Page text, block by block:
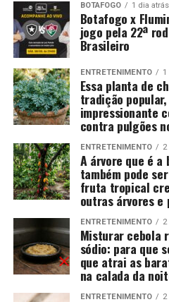
BOTAFOGO 1 dia atrás
Botafogo x
jogo pela 22ª
Brasileiro
ENTRETENIMENTO 1
Essa planta de
tradição
impressionante
contra pulgões
ENTRETENIMENTO 2
A árvore que é a
também pode
fruta tropical
outras árvores e
ENTRETENIMENTO 2
Misturar cebola
sódio: para que
que atrai as
na calada da
ENTRETENIMENTO 2